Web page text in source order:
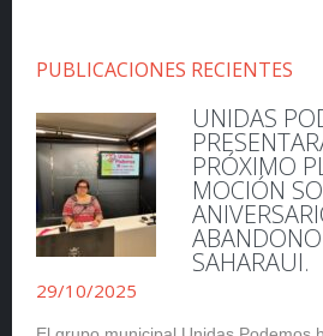
PUBLICACIONES RECIENTES
UNIDAS
PRÓXIMO
MOCIÓN
SAHARAUI.
29/10/2025